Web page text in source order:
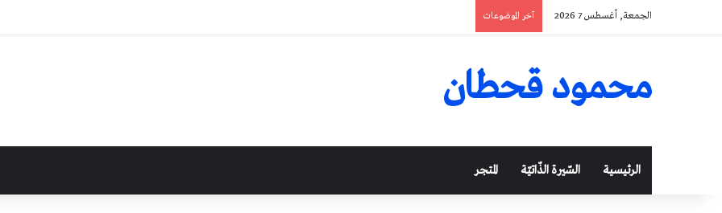
الجمعة, أغسطس 7 2026 آخر الموضوعات
محمود قحطان
الرئيسية السّيرة الذّاتيّة المتجر